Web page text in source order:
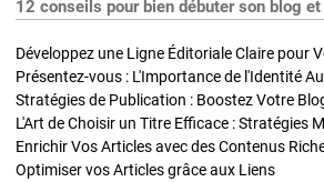
12 conseils pour bien débuter son blog
Développez une Ligne Éditoriale Claire pour
Présentez-vous : L'Importance de l'Identité
L'Art de Choisir un Titre Efficace : Stratégies
Optimiser vos Articles grâce aux Liens